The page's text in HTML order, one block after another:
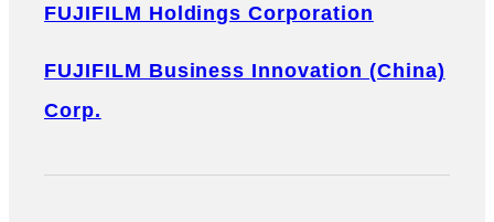
FUJIFILM Holdings Corporation
FUJIFILM Business Innovation (China)
Corp.